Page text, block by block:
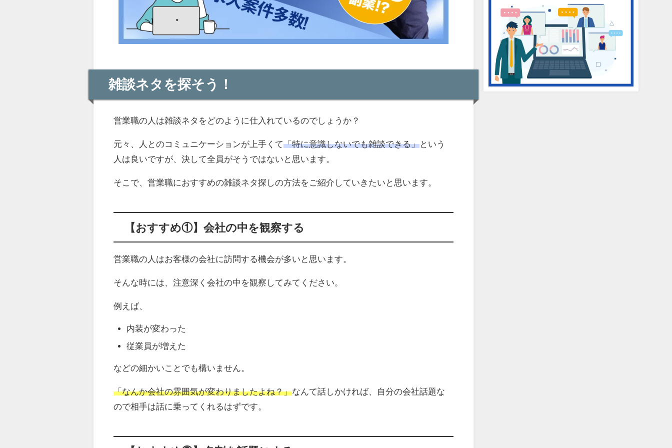
雑談ネタを探そう！
営業職の人は雑談ネタをどのように仕入れているのでしょうか？
元々、人とのコミュニケーションが上手くて「特に意識しないでも雑談できる」という
人は良いですが、決して全員がそうではないと思います。
そこで、営業職におすすめの雑談ネタ探しの方法をご紹介していきたいと思います。
【おすすめ①】会社の中を観察する
営業職の人はお客様の会社に訪問する機会が多いと思います。
そんな時には、注意深く会社の中を観察してみてください。
例えば、
内装が変わった
従業員が増えた
などの細かいことでも構いません。
「なんか会社の雰囲気が変わりましたよね？」なんて話しかければ、自分の会社話題な
ので相手は話に乗ってくれるはずです。